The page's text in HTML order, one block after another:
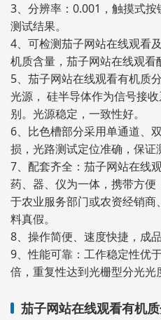
3、分辨率：0.001，触摸式
测试结果。
4、可检测茄子网站在线观看
机质含量，茄子网站在线观看
5、茄子网站在线观看有机质
光源， 硅半导体作为信号接
别。光源稳定，一致性好。
6、比色槽部分采用单通道、
损，光路测试定位准确，保证
7、配套齐全：茄子网站在线
药、器、仪为一体，携带方
于农业服务部门或农资经销
料真假。
8、操作简便、速度快捷，成
9、性能可靠：工作稳定性优
倍，重复性达到光栅型分光光
茄子网站在线观看有机